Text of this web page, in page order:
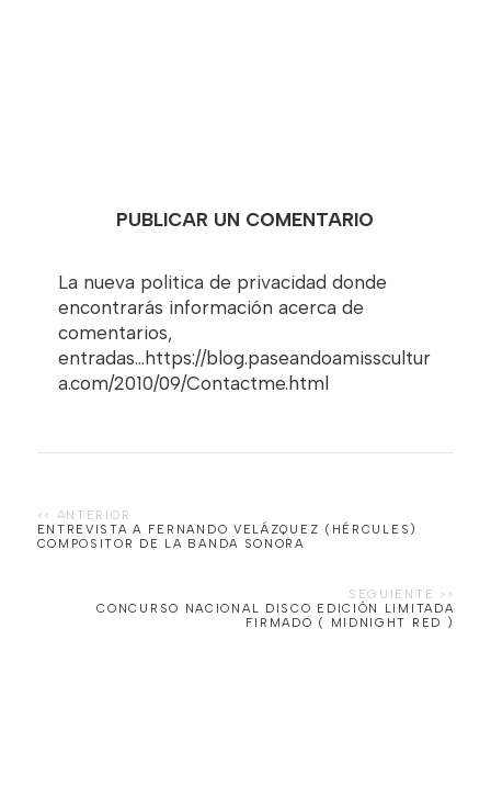
PUBLICAR UN COMENTARIO
La nueva politica de privacidad donde
encontrarás información acerca de
comentarios,
entradas...https://blog.paseandoamisscultur
a.com/2010/09/Contactme.html
ENTREVISTA A FERNANDO VELÁZQUEZ (HÉRCULES)
COMPOSITOR DE LA BANDA SONORA
CONCURSO NACIONAL DISCO EDICIÓN LIMITADA
FIRMADO ( MIDNIGHT RED )